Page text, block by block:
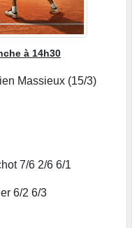
à 14h30
Massieux (15/3)
7/6 2/6 6/1
6/2 6/3